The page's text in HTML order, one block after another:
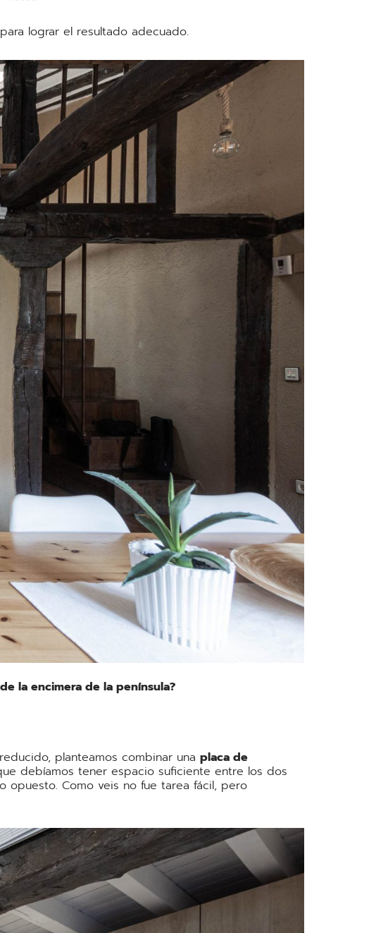
para lograr el resultado adecuado.
la encimera de la península?
planteamos combinar una placa de
debíamos tener espacio suficiente entre los dos
opuesto. Como veis no fue tarea fácil, pero